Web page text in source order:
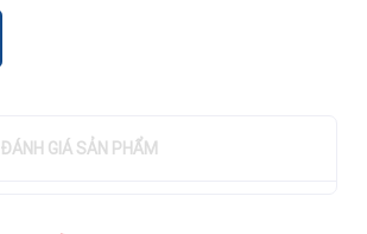
ĐÁNH GIÁ SẢN PHẨM